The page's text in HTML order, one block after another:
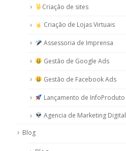
Criação de sites
Criação de Lojas Virtuais
Assessoria de Imprensa
Gestão de Google Ads
Gestão de Facebook Ads
Lançamento de InfoProduto
Agencia de Marketing Digital
Blog